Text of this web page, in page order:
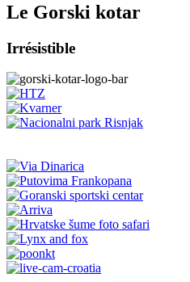
Le Gorski kotar
Irrésistible